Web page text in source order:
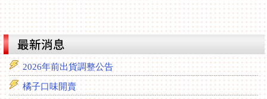
2026年前出貨調整公告
橘子口味開賣